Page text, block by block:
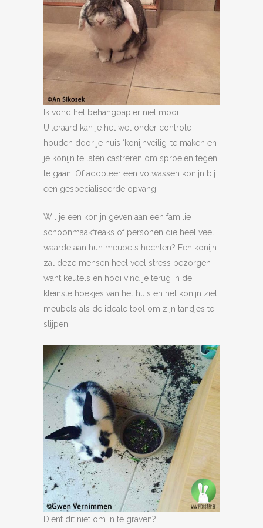
Ik vond het behangpapier niet mooi.
Uiteraard kan je het wel onder controle
houden door je huis ‘konijnveilig’ te maken en
je konijn te laten castreren om sproeien tegen
te gaan. Of adopteer een volwassen konijn bij
een gespecialiseerde opvang.
Wil je een konijn geven aan een familie
schoonmaakfreaks of personen die heel veel
waarde aan hun meubels hechten? Een konijn
zal deze mensen heel veel stress bezorgen
want keutels en hooi vind je terug in de
kleinste hoekjes van het huis en het konijn ziet
meubels als de ideale tool om zijn tandjes te
slijpen.
Dient dit niet om in te graven?